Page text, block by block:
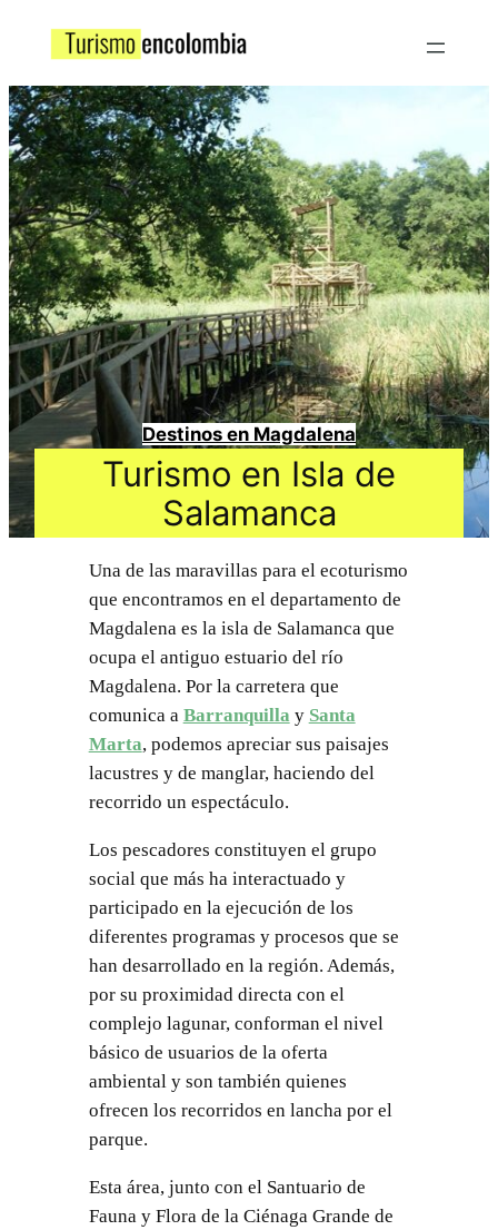
Destinos en Magdalena
Turismo en Isla de
Salamanca
Una de las maravillas para el ecoturismo
que encontramos en el departamento de
Magdalena es la isla de Salamanca que
ocupa el antiguo estuario del río
Magdalena. Por la carretera que
comunica a Barranquilla y Santa
Marta, podemos apreciar sus paisajes
lacustres y de manglar, haciendo del
recorrido un espectáculo.
Los pescadores constituyen el grupo
social que más ha interactuado y
participado en la ejecución de los
diferentes programas y procesos que se
han desarrollado en la región. Además,
por su proximidad directa con el
complejo lagunar, conforman el nivel
básico de usuarios de la oferta
ambiental y son también quienes
ofrecen los recorridos en lancha por el
parque.
Esta área, junto con el Santuario de
Fauna y Flora de la Ciénaga Grande de